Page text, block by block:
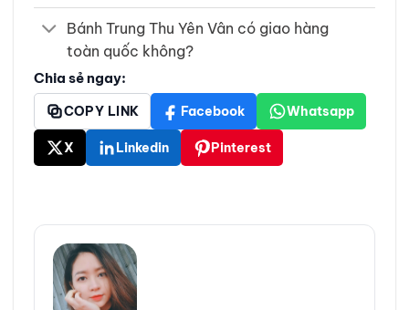
Bánh Trung Thu Yên Vân có giao hàng
toàn quốc không?
Chia sẻ ngay:
COPY LINK Facebook Whatsapp
X Linkedin Pinterest